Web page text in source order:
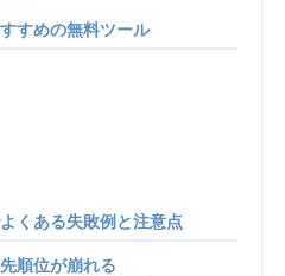
すめの無料ツール
くある失敗例と注意点
順位が崩れる